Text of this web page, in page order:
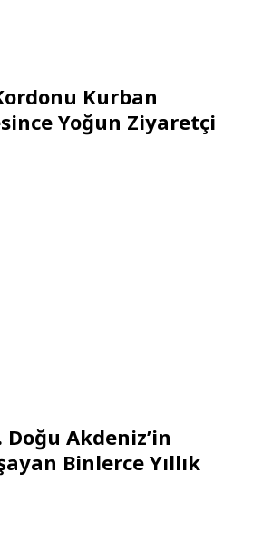
Kurban
Yoğun Ziyaretçi
Akdeniz’in
Binlerce Yıllık